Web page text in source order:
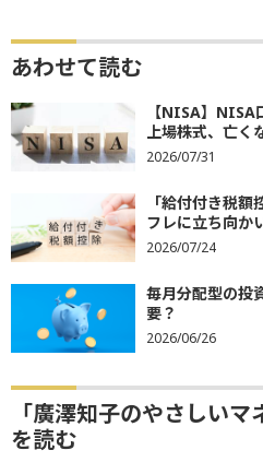
あわせて読む
【NISA】NISA
上場株式、亡く
2026/07/31
「給付付き税
フレに立ち向か
2026/07/24
毎月分配型の投
要？
2026/06/26
「廣澤知子のやさしい
を読む